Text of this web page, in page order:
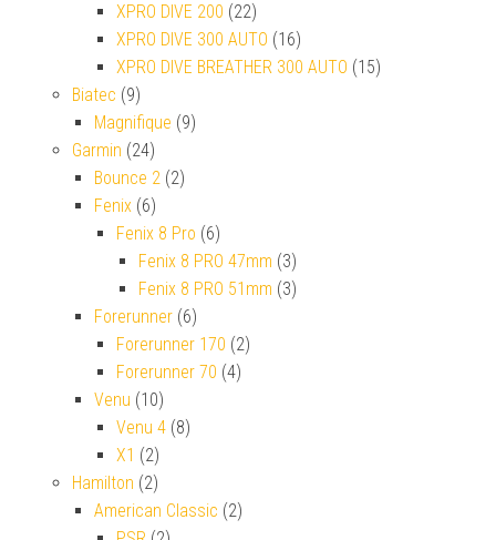
XPRO DIVE 200 (22)
XPRO DIVE 300 AUTO (16)
XPRO DIVE BREATHER 300 AUTO (15)
Biatec (9)
Magnifique (9)
Garmin (24)
Bounce 2 (2)
Fenix (6)
Fenix 8 Pro (6)
Fenix 8 PRO 47mm (3)
Fenix 8 PRO 51mm (3)
Forerunner (6)
Forerunner 170 (2)
Forerunner 70 (4)
Venu (10)
Venu 4 (8)
X1 (2)
Hamilton (2)
American Classic (2)